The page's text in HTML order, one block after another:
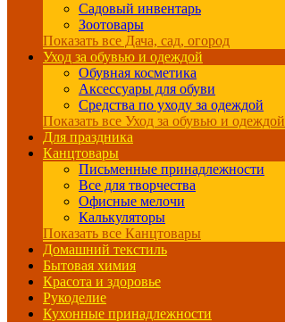
Садовый инвентарь
Зоотовары
Показать все Дача, сад, огород
Уход за обувью и одеждой
Обувная косметика
Аксессуары для обуви
Средства по уходу за одеждой
Показать все Уход за обувью и одеждой
Для праздника
Канцтовары
Письменные принадлежности
Все для творчества
Офисные мелочи
Калькуляторы
Показать все Канцтовары
Домашний текстиль
Бытовая химия
Красота и здоровье
Рукоделие
Кухонные принадлежности